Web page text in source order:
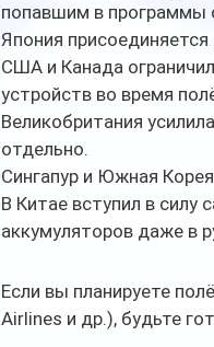
попавшим в программы
Япония
США и Канада
устройств во время
Великобритания
отдельно.
Сингапур и Южная
В Китае вступил в
аккумуляторов даже в
Если вы планируете
Airlines и др.), будьте